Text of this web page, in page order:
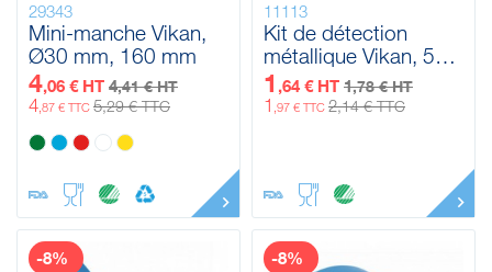
29343
Mini-manche Vikan,
Ø30 mm, 160 mm
4,06 € HT 4,41 € HT
4,87 € TTC 5,29 € TTC
11113
Kit de détection
métallique Vikan, 55
mm
1 ,64 € HT 1,78 € HT
1 ,97 € TTC 2,14 € TTC
-8% -8%